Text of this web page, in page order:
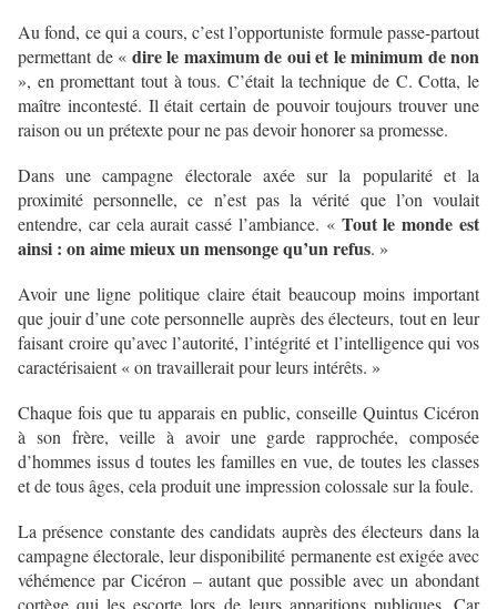
Au fond, ce qui a cours, c’est l’opportuniste formule passe-partout
permettant de « dire le maximum de oui et le minimum de non
», en promettant tout à tous. C’était la technique de C. Cotta, le
maître incontesté. Il était certain de pouvoir toujours trouver une
raison ou un prétexte pour ne pas devoir honorer sa promesse.
Dans une campagne électorale axée sur la popularité et la
proximité personnelle, ce n’est pas la vérité que l’on voulait
entendre, car cela aurait cassé l’ambiance. « Tout le monde est
ainsi : on aime mieux un mensonge qu’un refus. »
Avoir une ligne politique claire était beaucoup moins important
que jouir d’une cote personnelle auprès des électeurs, tout en leur
faisant croire qu’avec l’autorité, l’intégrité et l’intelligence qui vos
caractérisaient « on travaillerait pour leurs intérêts. »
Chaque fois que tu apparais en public, conseille Quintus Cicéron
à son frère, veille à avoir une garde rapprochée, composée
d’hommes issus d toutes les familles en vue, de toutes les classes
et de tous âges, cela produit une impression colossale sur la foule.
La présence constante des candidats auprès des électeurs dans la
campagne électorale, leur disponibilité permanente est exigée avec
véhémence par Cicéron – autant que possible avec un abondant
cortège qui les escorte lors de leurs apparitions publiques. Car